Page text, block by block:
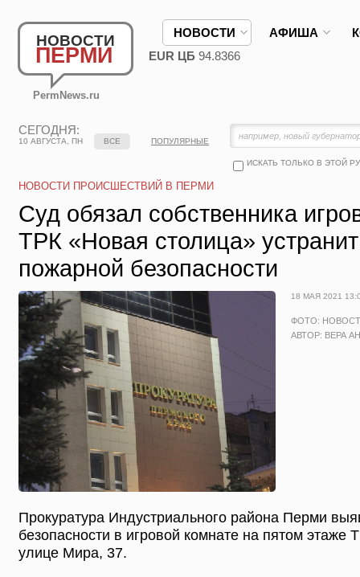
НОВОСТИ
ПЕРМИ
PermNews.ru
НОВОСТИ АФИША
EUR ЦБ 94.8366
СЕГОДНЯ:
10 АВГУСТА, ПН
ИСКАТЬ ТОЛЬКО В ЭТОЙ
ВСЕ ПОПУЛЯРНЫЕ
НОВОСТИ ПРОИСШЕСТВИЙ В ПЕРМИ
Суд обязал собственника
ТРК «Новая столица»
пожарной безопасности
18 МАЯ 2021
ФОТО:
АВТОР: ВЕРА
Прокуратура Индустриального района Перми
безопасности в игровой комнате на пятом этаже
улице Мира, 37.